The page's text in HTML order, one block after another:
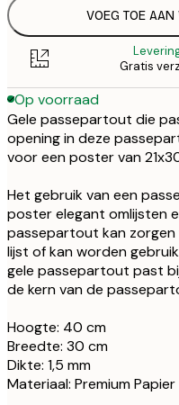
VOEG TOE
Gratis
Op voorraad
Gele passepartout die
opening in deze
voor een poster van
Het gebruik van een
poster elegant omlijsten
passepartout kan
lijst of kan worden
gele passepartout past
de kern van de
Hoogte: 40 cm
Breedte: 30 cm
Dikte: 1,5 mm
Materiaal: Premium Papier